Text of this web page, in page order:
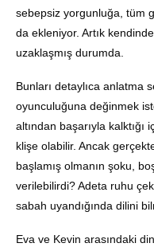
sebepsiz yorgunluğa, tüm
da ekleniyor. Artık
uzaklaşmış durumda.
Bunları detaylıca anlatma
oyunculuğuna değinmek
altından başarıyla
klişe olabilir. Ancak
başlamış olmanın şoku,
verilebilirdi? Adeta ruhu
sabah uyandığında dilini
Eva ve Kevin arasındaki